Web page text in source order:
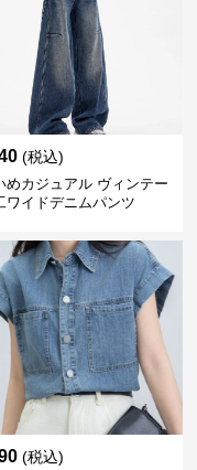
(税込)
めカジュアル ヴィンテー
ワイドデニムパンツ
(税込)